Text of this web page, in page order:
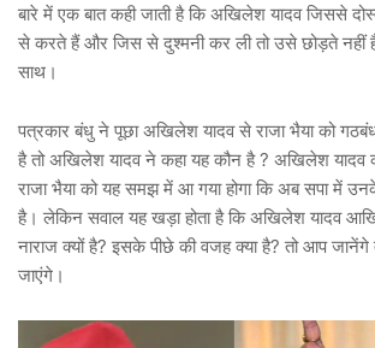
बारे में एक बात कही जाती है कि अखिलेश यादव जिससे
से करते हैं और जिस से दुश्मनी कर ली तो उसे छोड़ते नहीं
साथ।
पत्रकार बंधु ने पूछा अखिलेश यादव से राजा भैया को
है तो अखिलेश यादव ने कहा यह कौन है ? अखिलेश यादव
राजा भैया को यह समझ में आ गया होगा कि अब सपा में
है। लेकिन सवाल यह खड़ा होता है कि अखिलेश यादव
नाराज क्यों है? इसके पीछे की वजह क्या है? तो आप जानेंगे
जाएंगे।